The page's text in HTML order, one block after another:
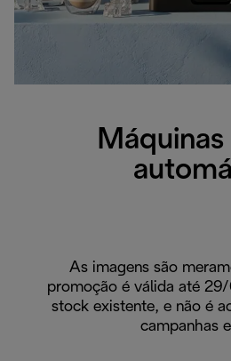
As imagens são
promoção é válida até
stock existente, e não é
campanhas